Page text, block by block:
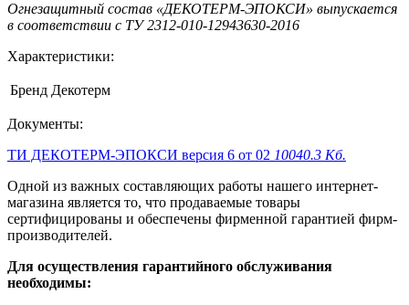
Огнезащитный состав «ДЕКОТЕРМ-ЭПОКСИ» выпускается
в соответствии с ТУ 2312-010-12943630-2016
Характеристики:
Бренд Декотерм
Документы:
ТИ ДЕКОТЕРМ-ЭПОКСИ версия 6 от 02 10040.3 Кб.
Одной из важных составляющих работы нашего интернет-
магазина является то, что продаваемые товары
сертифицированы и обеспечены фирменной гарантией фирм-
производителей.
Для осуществления гарантийного обслуживания
необходимы: